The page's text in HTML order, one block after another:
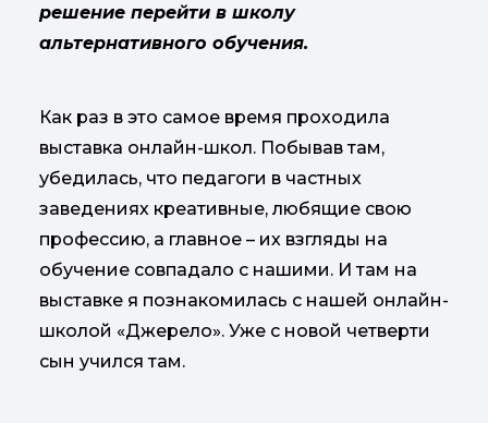
решение перейти в школу
альтернативного обучения.
Как раз в это самое время проходила
выставка онлайн-школ. Побывав там,
убедилась, что педагоги в частных
заведениях креативные, любящие свою
профессию, а главное – их взгляды на
обучение совпадало с нашими. И там на
выставке я познакомилась с нашей онлайн-
школой «Джерело». Уже с новой четверти
сын учился там.